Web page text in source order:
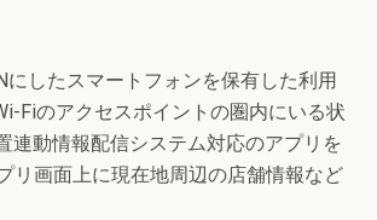
したスマートフォンを保有した利用
Fiのアクセスポイントの圏内にいる状
連動情報配信システム対応のアプリを
リ画面上に現在地周辺の店舗情報など